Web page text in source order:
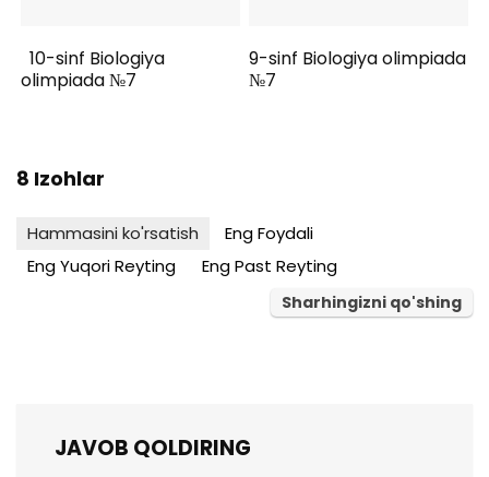
10-sinf Biologiya
olimpiada №7
9-sinf Biologiya olimpiada
№7
8 Izohlar
Hammasini ko'rsatish
Eng Foydali
Eng Yuqori Reyting
Eng Past Reyting
Sharhingizni qo'shing
JAVOB QOLDIRING